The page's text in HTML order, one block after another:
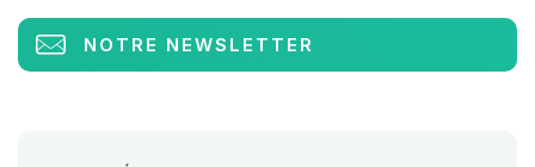
NOTRE NEWSLETTER